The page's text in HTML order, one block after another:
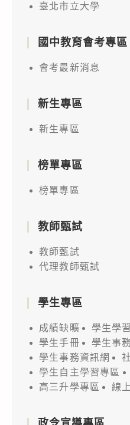
臺北市立大學
國中教育會考專區
會考最新消息
新生專區
新生專區
榜單專區
榜單專區
教師甄試
教師甄試
代理教師甄試
學生專區
成績缺曠
學生學
學生手冊
學生事
學生事務資訊網
學生自主學習專區
高三升學專區
線